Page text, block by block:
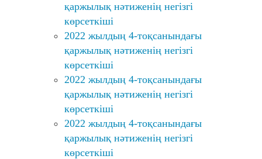
қаржылық нәтиженің негізгі
көрсеткіші
2022 жылдың 4-тоқсанындағы
қаржылық нәтиженің негізгі
көрсеткіші
2022 жылдың 4-тоқсанындағы
қаржылық нәтиженің негізгі
көрсеткіші
2022 жылдың 4-тоқсанындағы
қаржылық нәтиженің негізгі
көрсеткіші